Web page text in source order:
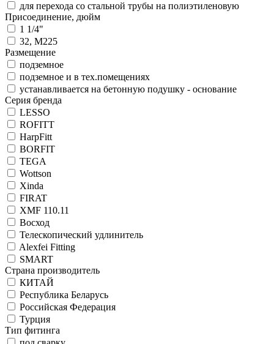
для перехода со стальной трубы на полиэтиленовую
Присоединение, дюйм
1 1/4"
32, M225
Размещение
подземное
подземное и в тех.помещениях
устанавливается на бетонную подушку - основание
Серия бренда
LESSO
ROFITT
HarpFitt
BORFIT
TEGA
Wottson
Xinda
FIRAT
XMF 110.11
Восход
Телескопический удлинитель
Alexfei Fitting
SMART
Страна производитель
КИТАЙ
Республика Беларусь
Российская Федерация
Турция
Тип фитинга